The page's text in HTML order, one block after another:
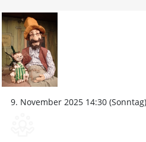
9. November 2025 14:30 (Sonntag)